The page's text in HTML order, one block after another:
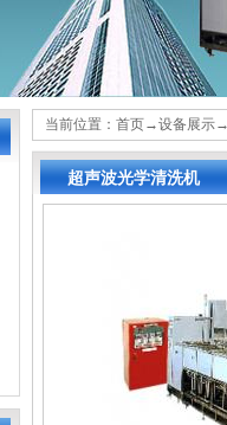
当前位置： 首页→设备展示
超声波光学清洗机